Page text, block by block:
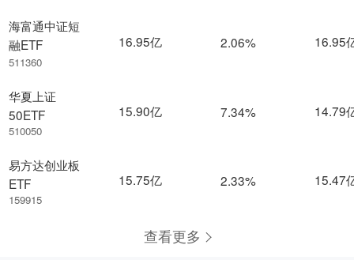
海富通中证短
融ETF
511360
华夏上证
50ETF
510050
易方达创业板
ETF
159915
16.95亿 2.06% 16.95
15.90亿 7.34% 14.79
15.75亿 2.33% 15.47
查看更多